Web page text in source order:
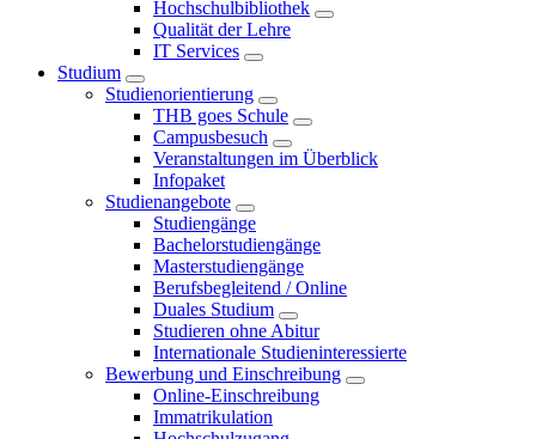
Hochschulbibliothek
Qualität der Lehre
IT Services
Studium
Studienorientierung
THB goes Schule
Campusbesuch
Veranstaltungen im Überblick
Infopaket
Studienangebote
Studiengänge
Bachelorstudiengänge
Masterstudiengänge
Berufsbegleitend / Online
Duales Studium
Studieren ohne Abitur
Internationale Studieninteressierte
Bewerbung und Einschreibung
Online-Einschreibung
Immatrikulation